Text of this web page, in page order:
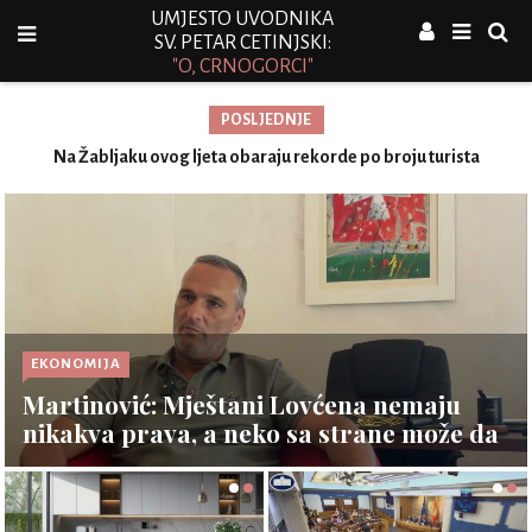
UMJESTO UVODNIKA
SV. PETAR CETINJSKI:
"O, CRNOGORCI"
POSLJEDNJE
Na Žabljaku ovog ljeta obaraju rekorde po broju turista
EKONOMIJA
Martinović: Mještani Lovćena nemaju
nikakva prava, a neko sa strane može da
investira